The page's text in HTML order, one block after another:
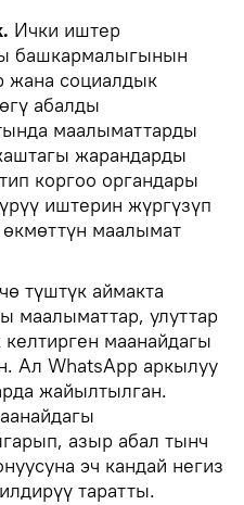
Ички иштер
башкармалыгынын
жана социалдык
абалды
маалыматтарды
жарандарды
коргоо органдары
иштерин жүргүзүп
маалымат
түштүк аймакта
маалыматтар, улуттар
маанайдагы
Ал WhatsApp аркылуу
жайылтылган.
азыр абал тынч
эч кандай негиз
таратты.